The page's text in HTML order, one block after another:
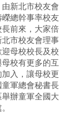
新北市校友
總幹事率校
前來，大家
市校友會理
母校校長及
校有更多的
入，讓母校
軍總會秘書
辦童軍全國